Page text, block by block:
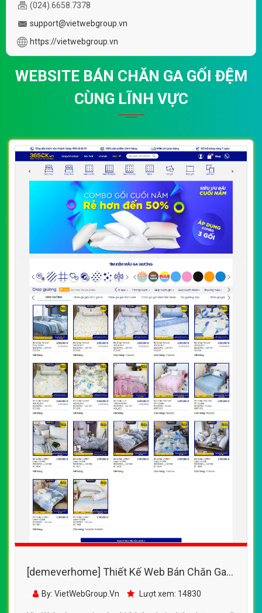
(024).6658.7378
support@vietwebgroup.vn
https://vietwebgroup.vn
WEBSITE BÁN CHĂN GA GỐI ĐỆM
CÙNG LĨNH VỰC
[demeverhome] Thiết Kế Web Bán Chăn Ga
Gối Đệm 365OK đẹp, chuyên nghiệp chuẩn
By: VietWebGroup.Vn Lượt xem: 14830